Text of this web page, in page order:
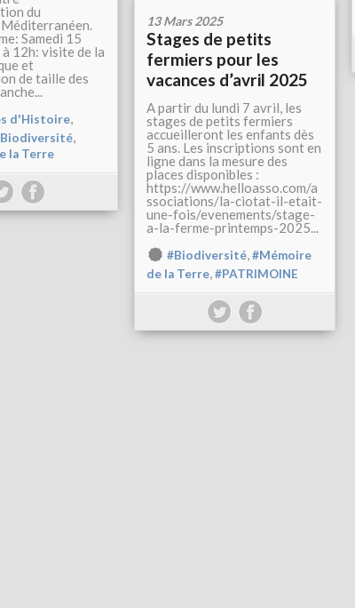
du
Samedi 15
12h: visite de la
et
de taille des
d'Histoire,
,
la Terre
13 Mars 2025
Stages de petits
fermiers pour les
vacances d’avril 2025
A partir du lundi 7 avril, les
stages de petits fermiers
accueilleront les enfants dès
5 ans. Les inscriptions sont en
ligne dans la mesure des
places disponibles :
https://www.helloasso.com/a
ssociations/la-ciotat-il-etait-
une-fois/evenements/stage-
a-la-ferme-printemps-2025...
#Biodiversité,#Mémoire
de la Terre,#PATRIMOINE